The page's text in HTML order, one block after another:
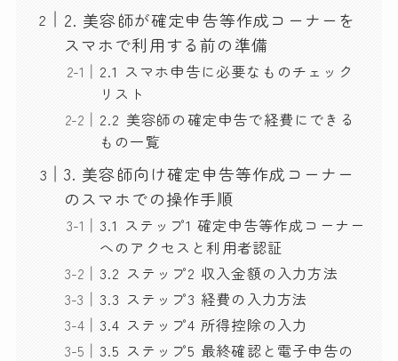
2. 美容師が確定申告等作成コーナーを
スマホで利用する前の準備
2.1 スマホ申告に必要なものチェック
リスト
2.2 美容師の確定申告で経費にできる
もの一覧
3. 美容師向け確定申告等作成コーナー
のスマホでの操作手順
3.1 ステップ1 確定申告等作成コーナー
へのアクセスと利用者認証
3.2 ステップ2 収入金額の入力方法
3.3 ステップ3 経費の入力方法
3.4 ステップ4 所得控除の入力
3.5 ステップ5 最終確認と電子申告の